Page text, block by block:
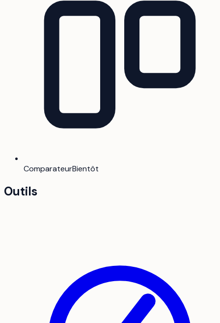
ComparateurBientôt
Outils